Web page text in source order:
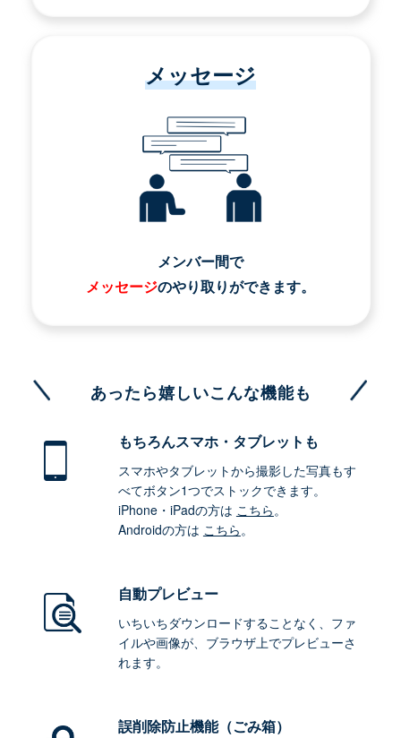
メッセージ
メンバー間で
メッセージのやり取りができます。
あったら嬉しいこんな機能も
もちろんスマホ・タブレットも
スマホやタブレットから撮影した写真もす
べてボタン1つでストックできます。
iPhone・iPadの方は こちら。
Androidの方は こちら。
自動プレビュー
いちいちダウンロードすることなく、ファ
イルや画像が、ブラウザ上でプレビューさ
れます。
誤削除防止機能（ごみ箱）